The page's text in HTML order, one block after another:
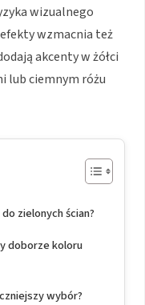
wizualnego
wzmacnia też
akcenty w żółci
lub ciemnym różu
zielonych ścian?
doborze koloru
wybór?